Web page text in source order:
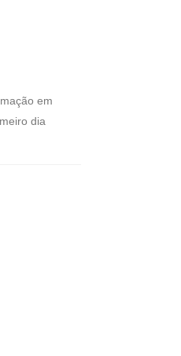
em
dia